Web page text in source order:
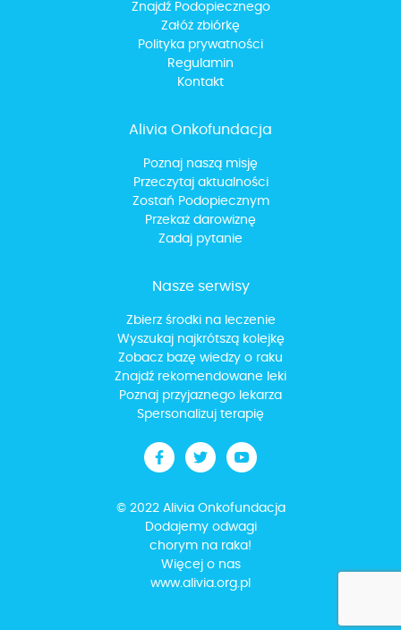
Znajdź Podopiecznego
Załóż zbiórkę
Polityka prywatności
Regulamin
Kontakt
Alivia Onkofundacja
Poznaj naszą misję
Przeczytaj aktualności
Zostań Podopiecznym
Przekaż darowiznę
Zadaj pytanie
Nasze serwisy
Zbierz środki na leczenie
Wyszukaj najkrótszą kolejkę
Zobacz bazę wiedzy o raku
Znajdź rekomendowane leki
Poznaj przyjaznego lekarza
Spersonalizuj terapię
© 2022 Alivia Onkofundacja
Dodajemy odwagi
chorym na raka!
Więcej o nas
www.alivia.org.pl